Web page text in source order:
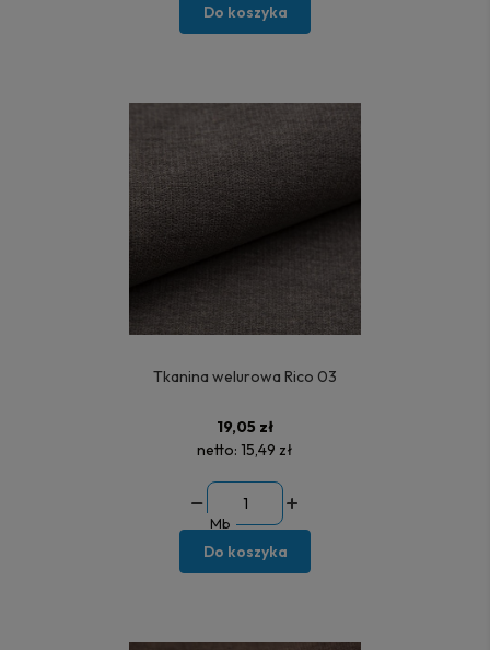
Do koszyka
Tkanina welurowa Rico 03
19,05 zł
netto: 15,49 zł
Mb
Do koszyka